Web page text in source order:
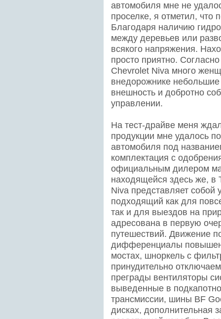
автомобиля мне не
проселке, я отметил, что
Благодаря наличию
между деревьев или
всякого напряжения.
просто приятно.
Chevrolet Niva много
внедорожнике
внешность и добротно
управлении.
На тест-драйве меня
продукции мне удалось
автомобиля под
комплектация с
официальным дилером
находящейся здесь же, в
Niva представляет собой
подходящий как для
так и для выездов на
адресована в первую
путешествий. Движение
дифференциалы
мостах, шноркель с
принудительно
преграды вентиляторы
выведенные в
трансмиссии, шины BF
дисках, дополнительная